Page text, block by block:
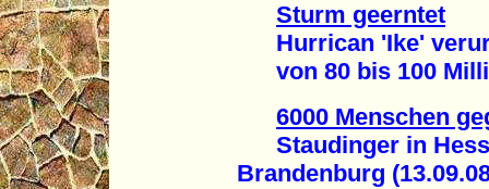
Sturm geerntet
Hurrican 'Ike'
von 80 bis 100
6000 Menschen
Staudinger in
Brandenburg